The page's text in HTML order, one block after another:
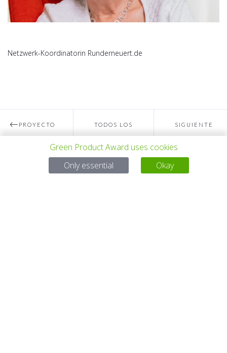
Netzwerk-Koordinatorin Runderneuert.de
PROYECTO TODOS LOS SIGUIENTE
Para preguntas:
Green Product Award uses cookies
Only essential
Okay